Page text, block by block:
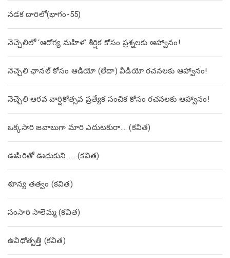
నడక దారిలో(భాగం-55)
నెచ్చెలిలో ‘ఆరోగ్య మహిళ’ శీర్షిక కోసం ప్రశ్నలకు ఆహ్వానం!
నెచ్చెలి ఛానల్ కోసం ఆడియో (లేదా) వీడియో రచనలకు ఆహ్వానం!
నెచ్చెలి ఆరవ వార్షికోత్సవ ప్రత్యేక సంచిక కోసం రచనలకు ఆహ్వానం!
ఒక్కసారి జవాబుగా మారి ఎదుటకురా…. (కవిత)
ఊపిరితో ఊదుకుని…… (కవిత)
శూన్య తత్వం (కవిత)
సంసారి సాలెమ్మ (కవిత)
ఉవిధోత్పత్తి (కవిత)